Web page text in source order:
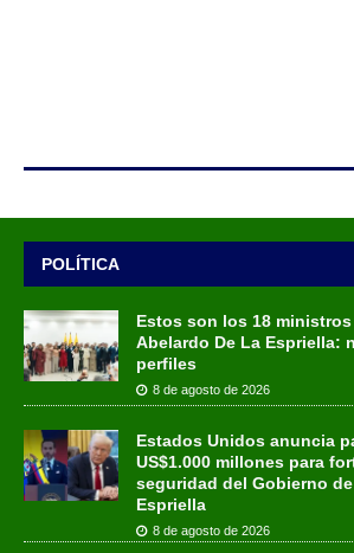
POLÍTICA
Estos son los 18
Abelardo De La Espriella:
perfiles
8 de agosto de 2026
Estados Unidos anuncia
US$1.000 millones para
seguridad del Gobierno
Espriella
8 de agosto de 2026